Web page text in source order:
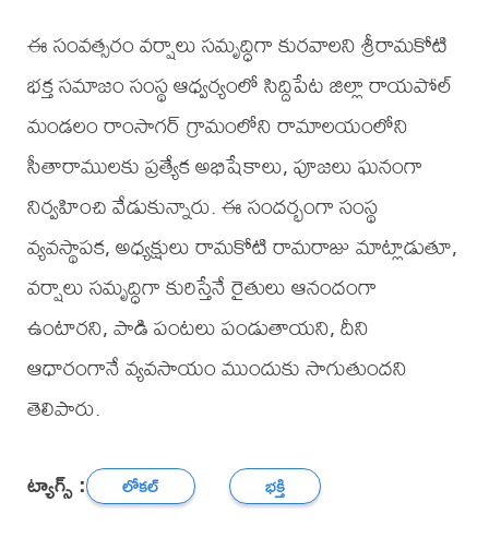
ఈ సంవత్సరం వర్షాలు సమృద్ధిగా కురవాలని శ్రీరామకోటి
భక్త సమాజం సంస్థ ఆధ్వర్యంలో సిద్దిపేట జిల్లా రాయపోల్
మండలం రాంసాగర్ గ్రామంలోని రామాలయంలోని
సీతారాములకు ప్రత్యేక అభిషేకాలు, పూజలు ఘనంగా
నిర్వహించి వేడుకున్నారు. ఈ సందర్భంగా సంస్థ
వ్యవస్థాపక, అధ్యక్షులు రామకోటి రామరాజు మాట్లాడుతూ,
వర్షాలు సమృద్ధిగా కురిస్తేనే రైతులు ఆనందంగా
ఉంటారని, పాడి పంటలు పండుతాయని, దీని
ఆధారంగానే వ్యవసాయం ముందుకు సాగుతుందని
తెలిపారు.
ట్యాగ్స్ : లోకల్ భక్తి